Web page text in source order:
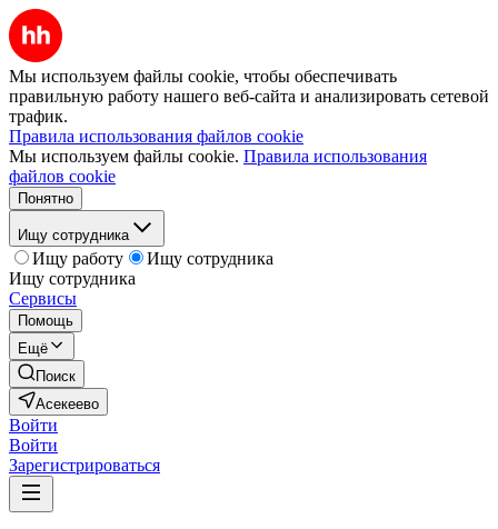
Мы используем файлы cookie, чтобы обеспечивать
правильную работу нашего веб-сайта и анализировать сетевой
трафик.
Правила использования файлов cookie
Мы используем файлы cookie. Правила использования
файлов cookie
Понятно
Ищу сотрудника
Ищу работу
Ищу сотрудника
Ищу сотрудника
Сервисы
Помощь
Ещё
Поиск
Асекеево
Войти
Войти
Зарегистрироваться